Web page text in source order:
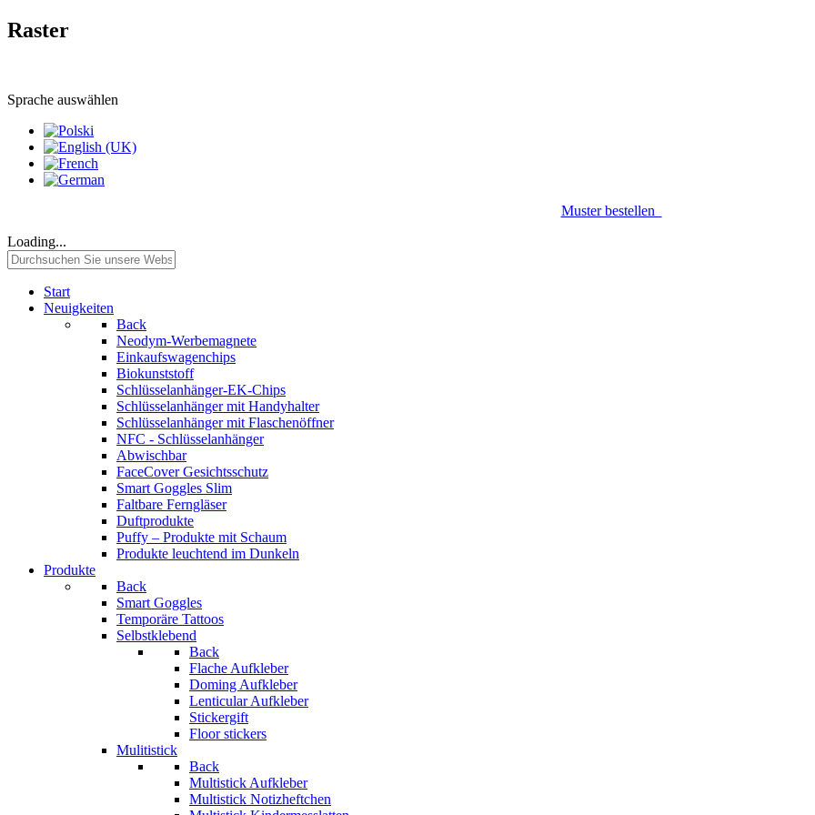
Raster
Sprache auswählen
Muster bestellen
Loading...
Start
Neuigkeiten
Back
Neodym-Werbemagnete
Einkaufswagenchips
Biokunststoff
Schlüsselanhänger-EK-Chips
Schlüsselanhänger mit Handyhalter
Schlüsselanhänger mit Flaschenöffner
NFC - Schlüsselanhänger
Abwischbar
FaceCover Gesichtsschutz
Smart Goggles Slim
Faltbare Ferngläser
Duftprodukte
Puffy – Produkte mit Schaum
Produkte leuchtend im Dunkeln
Produkte
Back
Smart Goggles
Temporäre Tattoos
Selbstklebend
Back
Flache Aufkleber
Doming Aufkleber
Lenticular Aufkleber
Stickergift
Floor stickers
Mulitistick
Back
Multistick Aufkleber
Multistick Notizheftchen